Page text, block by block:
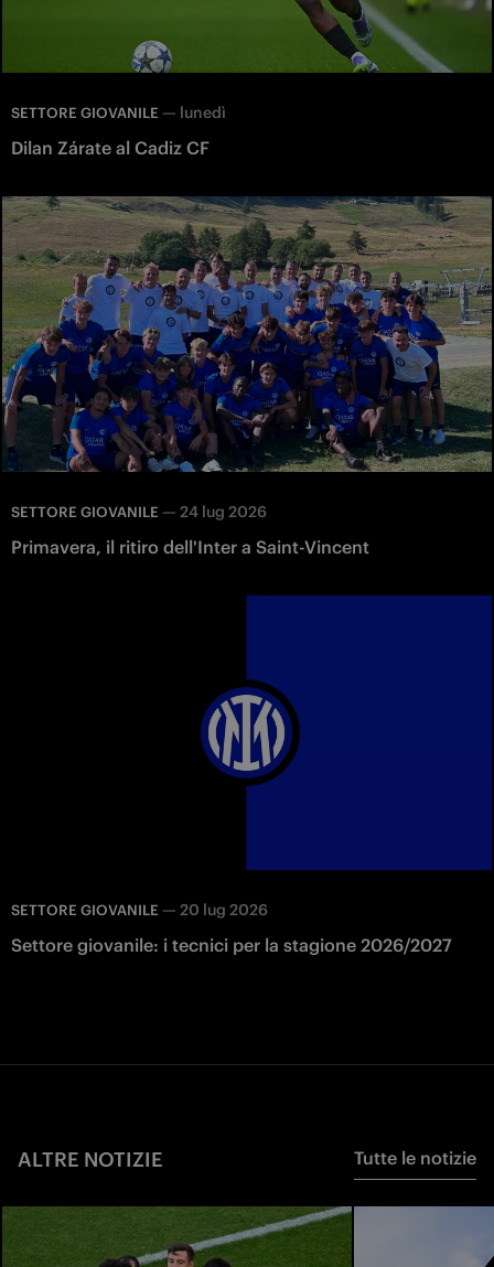
SETTORE GIOVANILE — lunedì
Dilan Zárate al Cadiz CF
SETTORE GIOVANILE — 24 lug 2026
Primavera, il ritiro dell'Inter a Saint-Vincent
SETTORE GIOVANILE — 20 lug 2026
Settore giovanile: i tecnici per la stagione 2026/2027
ALTRE NOTIZIE Tutte le notizie